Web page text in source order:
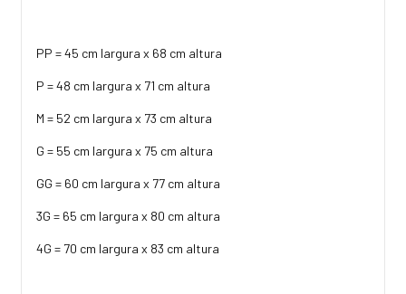
PP = 45 cm largura x 68 cm altura
P = 48 cm largura x 71 cm altura
M = 52 cm largura x 73 cm altura
G = 55 cm largura x 75 cm altura
GG = 60 cm largura x 77 cm altura
3G = 65 cm largura x 80 cm altura
4G = 70 cm largura x 83 cm altura